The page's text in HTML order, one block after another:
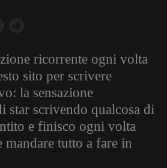
ricorrente ogni volta
sito per scrivere
la sensazione
star scrivendo qualcosa di
e finisco ogni volta
mandare tutto a fare in